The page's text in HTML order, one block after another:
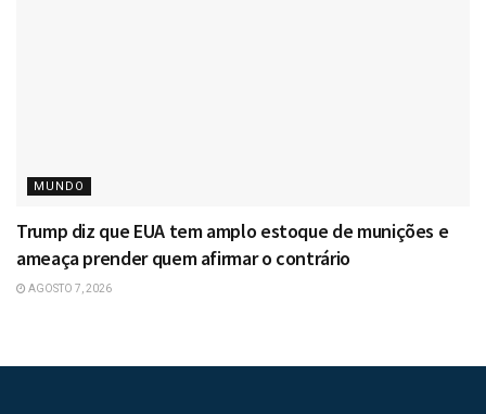
MUNDO
Trump diz que EUA tem amplo estoque de munições e
ameaça prender quem afirmar o contrário
AGOSTO 7, 2026